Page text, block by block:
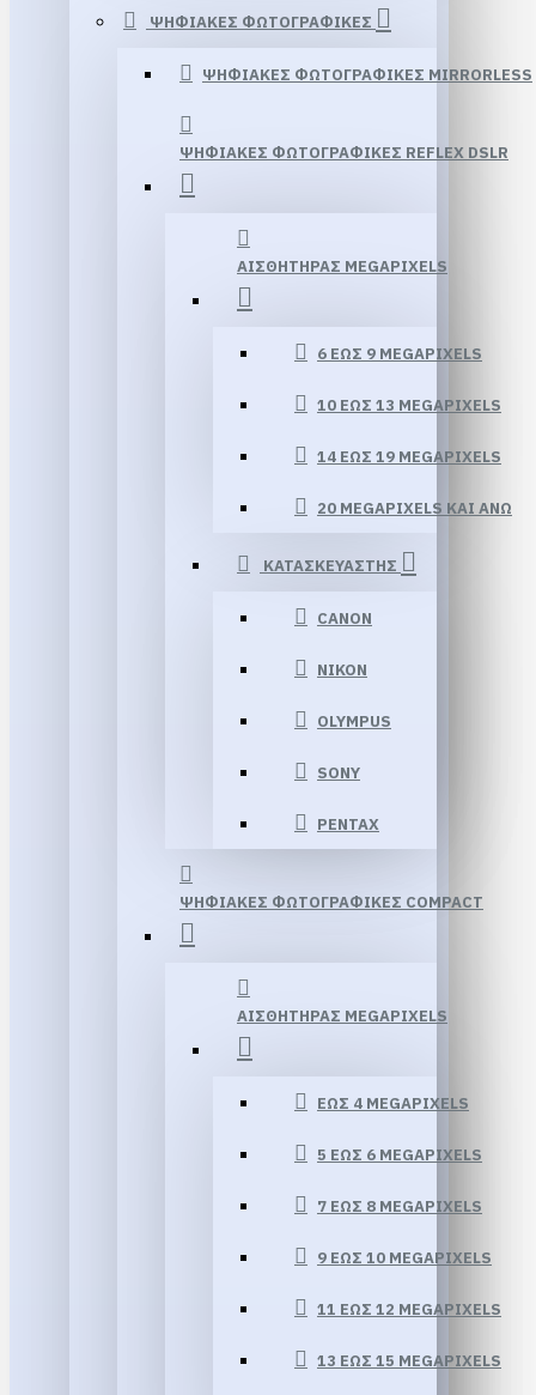
ΨΗΦΙΑΚΕΣ ΦΩΤΟΓΡΑΦΙΚΕΣ
ΨΗΦΙΑΚΕΣ ΦΩΤΟΓΡΑΦΙΚΕΣ MIRRORLESS
ΨΗΦΙΑΚΕΣ ΦΩΤΟΓΡΑΦΙΚΕΣ REFLEX DSLR
ΑΙΣΘΗΤΗΡΑΣ MEGAPIXELS
6 ΈΩΣ 9 MEGAPIXELS
10 ΈΩΣ 13 MEGAPIXELS
14 ΕΏΣ 19 MEGAPIXELS
20 MEGAPIXELS ΚΑΙ ΆΝΩ
ΚΑΤΑΣΚΕΥΑΣΤΗΣ
CANON
NIKON
OLYMPUS
SONY
PENTAX
ΨΗΦΙΑΚΕΣ ΦΩΤΟΓΡΑΦΙΚΕΣ COMPACT
ΑΙΣΘΗΤΗΡΑΣ MEGAPIXELS
ΕΏΣ 4 MEGAPIXELS
5 ΈΩΣ 6 MEGAPIXELS
7 ΈΩΣ 8 MEGAPIXELS
9 ΈΩΣ 10 MEGAPIXELS
11 ΈΩΣ 12 MEGAPIXELS
13 ΕΏΣ 15 MEGAPIXELS